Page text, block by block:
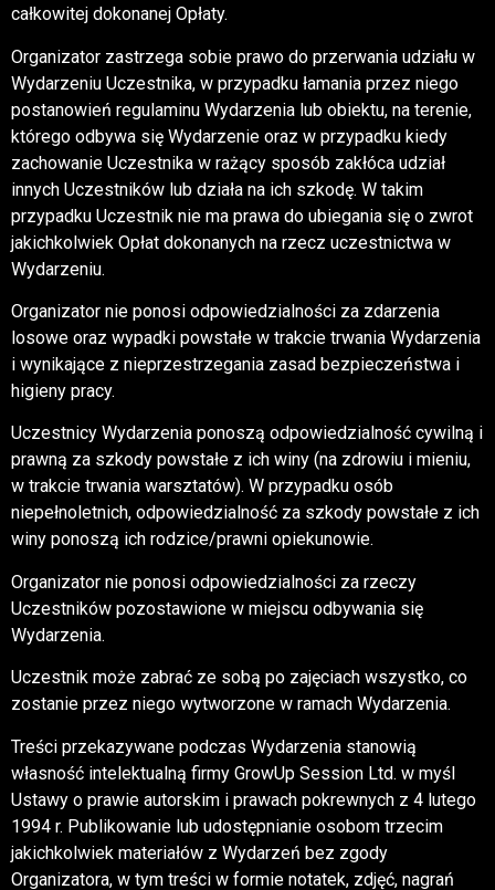
całkowitej dokonanej Opłaty.
Organizator zastrzega sobie prawo do przerwania udziału w
Wydarzeniu Uczestnika, w przypadku łamania przez niego
postanowień regulaminu Wydarzenia lub obiektu, na terenie,
którego odbywa się Wydarzenie oraz w przypadku kiedy
zachowanie Uczestnika w rażący sposób zakłóca udział
innych Uczestników lub działa na ich szkodę. W takim
przypadku Uczestnik nie ma prawa do ubiegania się o zwrot
jakichkolwiek Opłat dokonanych na rzecz uczestnictwa w
Wydarzeniu.
Organizator nie ponosi odpowiedzialności za zdarzenia
losowe oraz wypadki powstałe w trakcie trwania Wydarzenia
i wynikające z nieprzestrzegania zasad bezpieczeństwa i
higieny pracy.
Uczestnicy Wydarzenia ponoszą odpowiedzialność cywilną i
prawną za szkody powstałe z ich winy (na zdrowiu i mieniu,
w trakcie trwania warsztatów). W przypadku osób
niepełnoletnich, odpowiedzialność za szkody powstałe z ich
winy ponoszą ich rodzice/prawni opiekunowie.
Organizator nie ponosi odpowiedzialności za rzeczy
Uczestników pozostawione w miejscu odbywania się
Wydarzenia.
Uczestnik może zabrać ze sobą po zajęciach wszystko, co
zostanie przez niego wytworzone w ramach Wydarzenia.
Treści przekazywane podczas Wydarzenia stanowią
własność intelektualną firmy GrowUp Session Ltd. w myśl
Ustawy o prawie autorskim i prawach pokrewnych z 4 lutego
1994 r. Publikowanie lub udostępnianie osobom trzecim
jakichkolwiek materiałów z Wydarzeń bez zgody
Organizatora, w tym treści w formie notatek, zdjęć, nagrań